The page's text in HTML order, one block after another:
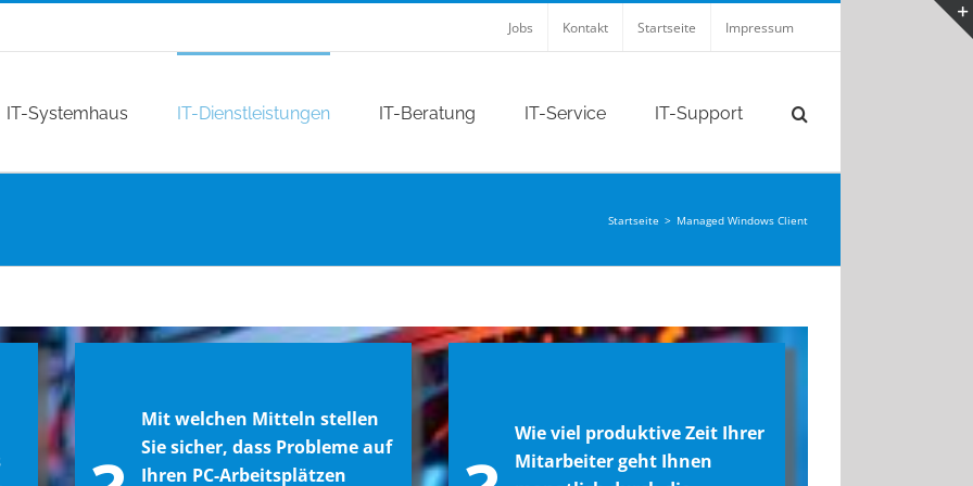
Jobs Kontakt Startseite Impressum
IT-Systemhaus IT-Dienstleistungen IT-Beratung IT-Service IT-Support
Startseite > Managed Windows Client
Mit welchen Mitteln stellen
Sie sicher, dass Probleme auf
Ihren PC-Arbeitsplätzen
Wie viel produktive Zeit Ihrer
Mitarbeiter geht Ihnen